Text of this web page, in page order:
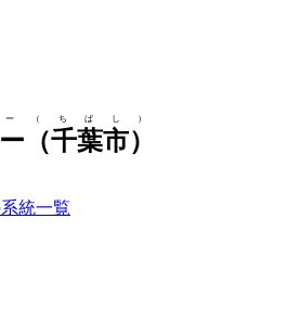
（千葉市）
（ちばし）
統一覧